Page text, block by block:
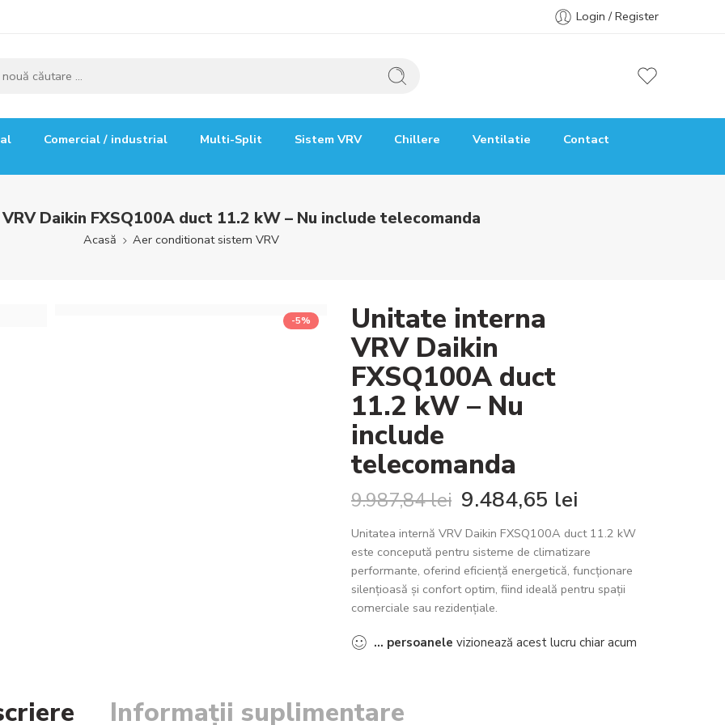
Login / Register
Comercial / industrial Multi-Split Sistem VRV Chillere Ventilatie Contact
Daikin FXSQ100A duct 11.2 kW – Nu include telecomanda
Acasă Aer conditionat sistem VRV
-5% Unitate interna
VRV Daikin
FXSQ100A duct
11.2 kW – Nu
include
telecomanda
9.987,84lei 9.484,65 lei
Unitatea internă VRV Daikin FXSQ100A duct 11.2 kW
este concepută pentru sisteme de climatizare
performante, oferind eficiență energetică, funcționare
silențioasă și confort optim, fiind ideală pentru spații
comerciale sau rezidențiale.
... persoanele vizionează acest lucru chiar acum
Informații suplimentare